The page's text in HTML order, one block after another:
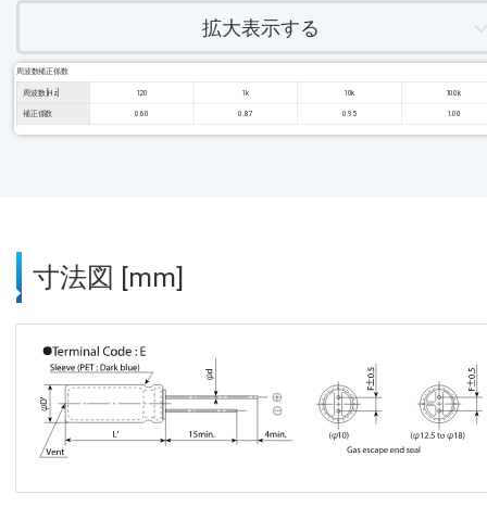
拡大表示する
周波数補正係数
周波数 [Hz] 120 1k 10k 100k
補正係数 0.60 0.87 0.95 1.00
寸法図 [mm]